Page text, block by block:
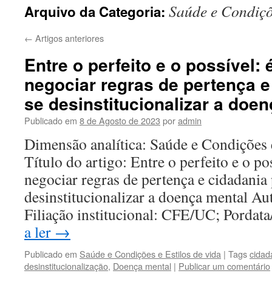
para
conteúdo
Arquivo da Categoria: Saúde e
← Artigos anteriores
Entre o perfeito e o possível:
negociar regras de pertença
se desinstitucionalizar a
Publicado em 8 de Agosto de 2023 poradmin
Dimensão analítica: Saúde e
Título do artigo: Entre o perfeito e o
negociar regras de pertença e cidadania
desinstitucionalizar a doença mental
Filiação institucional: CFE/UC;
a ler →
Publicado em Saúde e Condições e Estilos de vida | Tags
desinstitucionalização, Doença mental | Publicar um comentário